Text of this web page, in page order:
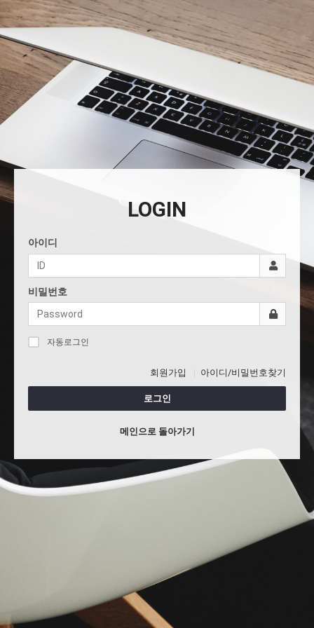
LOGIN
아이디
비밀번호
자동로그인
회원가입 아이디/비밀번호찾기
로그인
메인으로 돌아가기